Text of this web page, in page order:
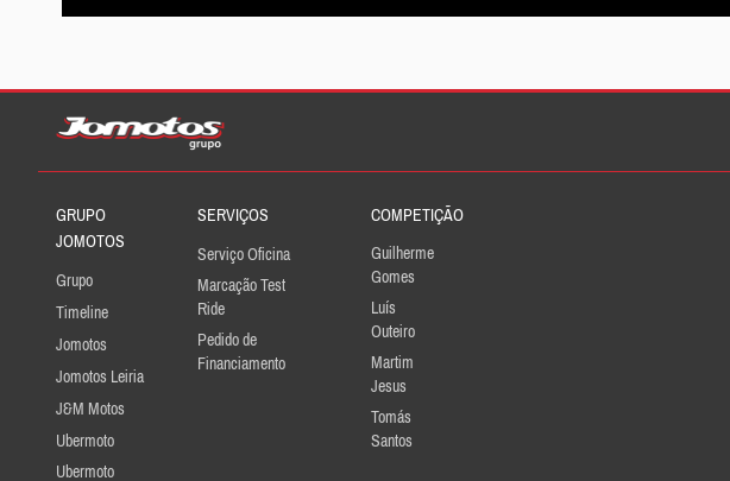
GRUPO
JOMOTOS
Grupo
Timeline
Jomotos
Jomotos Leiria
J&M Motos
Ubermoto
Ubermoto
SERVIÇOS
Serviço Oficina
Marcação Test
Ride
Pedido de
Financiamento
COMPETIÇÃO
Guilherme
Gomes
Luís
Outeiro
Martim
Jesus
Tomás
Santos